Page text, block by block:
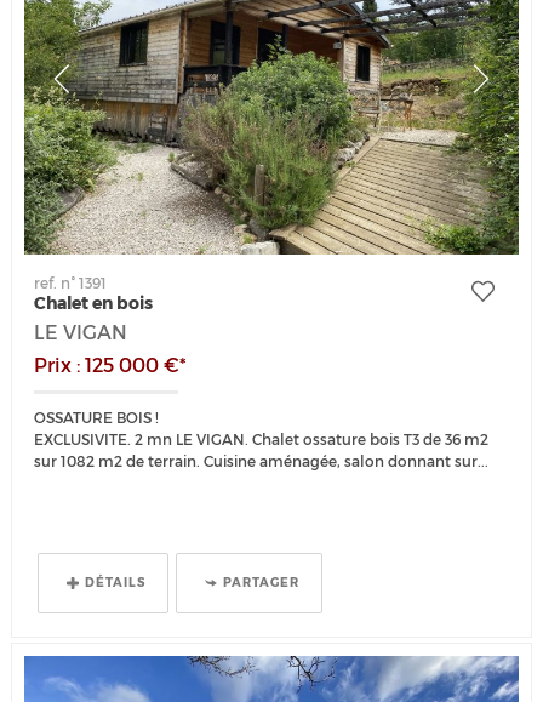
ref. n° 1391
Chalet en bois
LE VIGAN
Prix : 125 000 €*
OSSATURE BOIS !
EXCLUSIVITE. 2 mn LE VIGAN. Chalet ossature bois T3 de 36 m2
sur 1082 m2 de terrain. Cuisine aménagée, salon donnant sur...
DÉTAILS PARTAGER